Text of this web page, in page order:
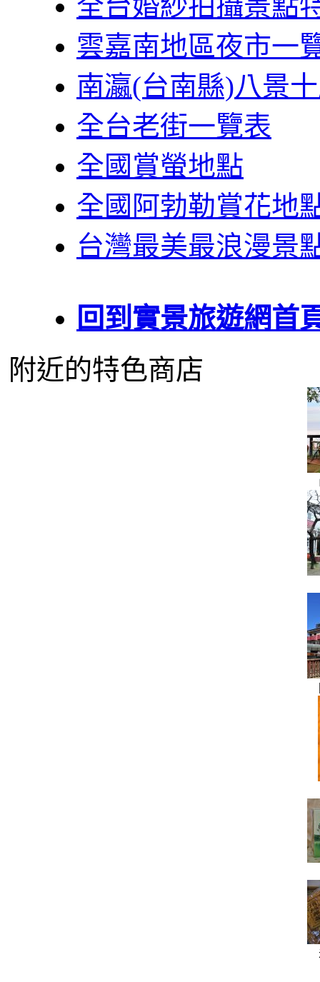
雲嘉南地區夜市一
南瀛(台南縣)八景
全台老街一覽表
全國賞螢地點
全國阿勃勒賞花地
台灣最美最浪漫景
回到實景旅遊網首
附近的特色商店